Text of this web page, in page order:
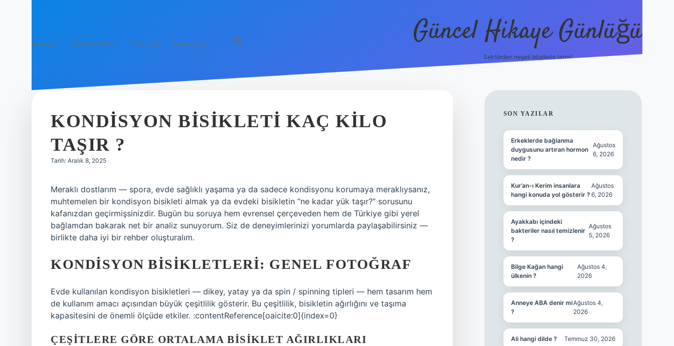
Anasayfa Gizlilik Politikası Yasal Uyarı Hakkımızda Güncel Hikaye Günlüğü
Sektörden neşeli bilgilerle tanış!
KONDISYON BISIKLETI KAÇ KILO
TAŞIR ?
Tarih: Aralık 8, 2025
Meraklı dostlarım — spora, evde sağlıklı yaşama ya da sadece kondisyonu korumaya meraklıysanız,
muhtemelen bir kondisyon bisikleti almak ya da evdeki bisikletin “ne kadar yük taşır?” sorusunu
kafanızdan geçirmişsinizdir. Bugün bu soruya hem evrensel çerçeveden hem de Türkiye gibi yerel
bağlamdan bakarak net bir analiz sunuyorum. Siz de deneyimlerinizi yorumlarda paylaşabilirsiniz —
birlikte daha iyi bir rehber oluşturalım.
KONDISYON BISIKLETLERI: GENEL FOTOĞRAF
Evde kullanılan kondisyon bisikletleri — dikey, yatay ya da spin / spinning tipleri — hem tasarım hem
de kullanım amacı açısından büyük çeşitlilik gösterir. Bu çeşitlilik, bisikletin ağırlığını ve taşıma
kapasitesini de önemli ölçüde etkiler. :contentReference[oaicite:0]{index=0}
ÇEŞITLERE GÖRE ORTALAMA BISIKLET AĞIRLIKLARI
SIDEBAR
SON YAZILAR
Erkeklerde bağlanma
duygusunu artıran hormon
nedir ?
Ağustos
6, 2026
Kur’an-ı Kerim insanlara
hangi konuda yol gösterir ?
Ağustos
6, 2026
Ayakkabı içindeki
bakteriler nasıl temizlenir
?
Ağustos
5, 2026
Bilge Kağan hangi
ülkenin ?
Ağustos 4,
2026
Anneye ABA denir mi
?
Ağustos 4,
2026
Ali hangi dilde ? Temmuz 30, 2026
https://